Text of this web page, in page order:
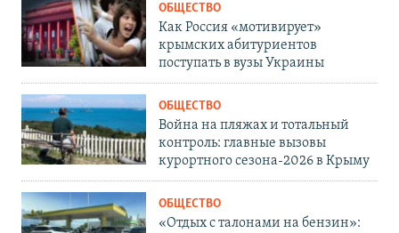
ОБЩЕСТВО
Как Россия «мотивирует»
крымских абитуриентов
поступать в вузы Украины
ОБЩЕСТВО
Война на пляжах и тотальный
контроль: главные вызовы
курортного сезона-2026 в Крыму
ОБЩЕСТВО
«Отдых с талонами на бензин»: